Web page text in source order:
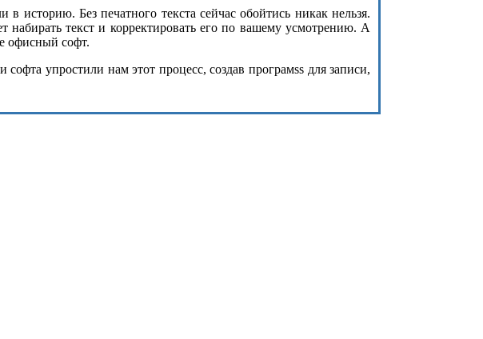
Без печатного текста сейчас обойтись никак нельзя.
текст и корректировать его по вашему усмотрению. А
офисный софт.
упростили нам этот процесс, создав програмss для записи,